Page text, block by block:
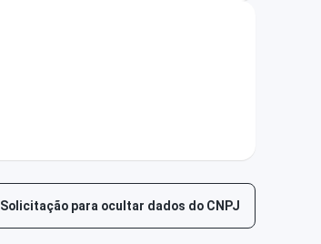
Solicitação para ocultar dados do CNPJ